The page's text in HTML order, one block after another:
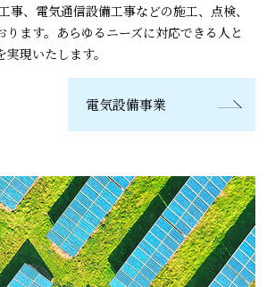
事、電気通信設備工事などの施工、点検、
ります。あらゆるニーズに対応できる人と
現いたします。
電気設備事業